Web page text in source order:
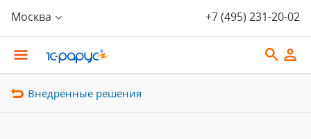
Москва +7 (495) 231-20-02
Внедрённые решения